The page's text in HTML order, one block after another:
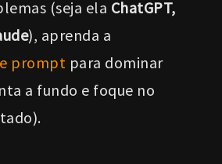
(seja ela ChatGPT,
), aprenda a
prompt para dominar
a fundo e foque no